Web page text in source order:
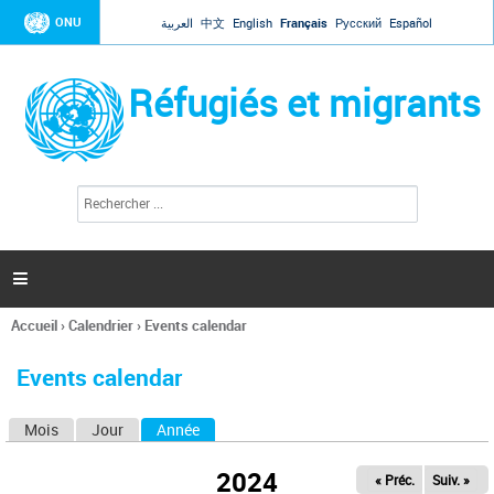
Jump to navigation
ONU العربية 中文 English Français Русский Español
Réfugiés et migrants
l
c
h
e

Vous
ici
Accueil›Calendrier› Events calendar
Events calendar
Mois Jour Année
2024 « Préc. Suiv. »